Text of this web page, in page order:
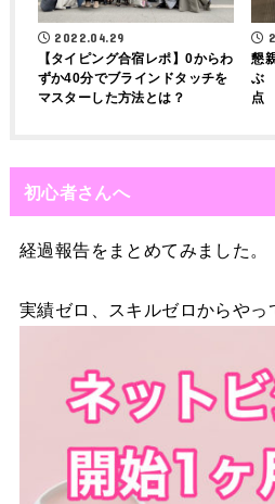
2022.04.29
【タイピング合宿レポ】0からわ
ずか40分でブラインドタッチを
マスターした方法とは？
懇
ぶ
点
初心者さんへ
経過報告をまとめてみました。
実績ゼロ、スキルゼロからやっ